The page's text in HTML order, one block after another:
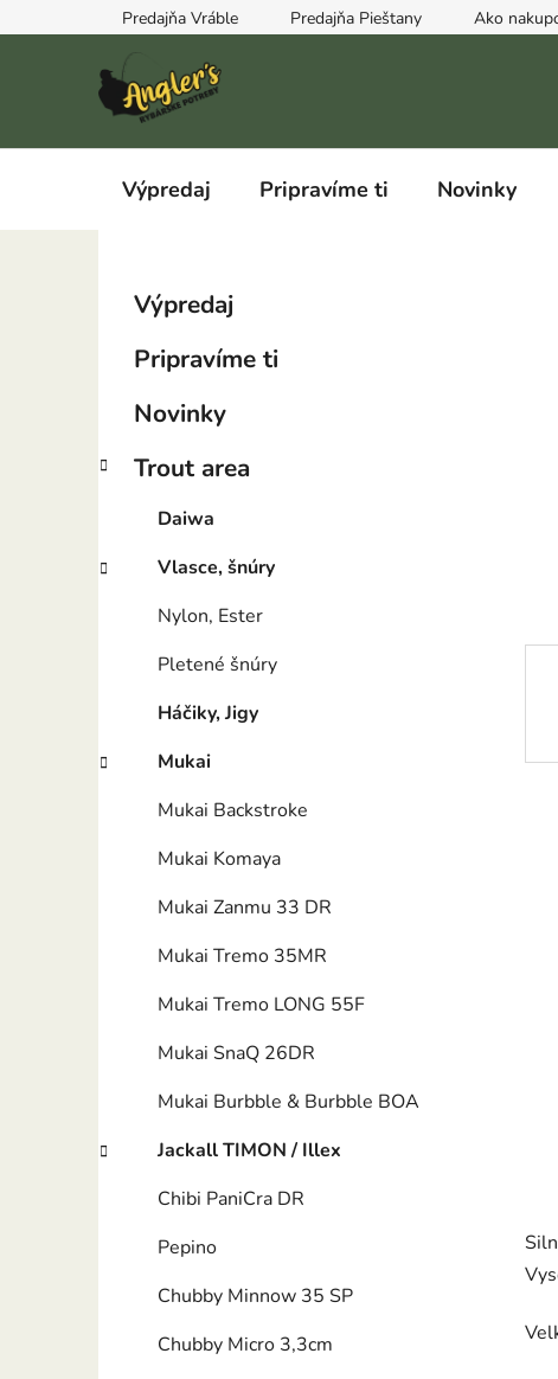
na
Predajňa Vráble Predajňa Pieštany Ako
Výpredaj Pripravíme ti Novinky
a
l
Preskočiť
kategórie
i
Výpredaj
Pripravíme ti
Novinky
Trout area
Daiwa
Vlasce, šnúry
Nylon, Ester
Pletené šnúry
Háčiky, Jigy
Mukai
Mukai Backstroke
Mukai Komaya
Mukai Zanmu 33 DR
Mukai Tremo 35MR
Mukai Tremo LONG 55F
Mukai SnaQ 26DR
Mukai Burbble & Burbble BOA
Jackall TIMON / Illex
Chibi PaniCra DR
Pepino
Chubby Minnow 35 SP
Chubby Micro 3,3cm